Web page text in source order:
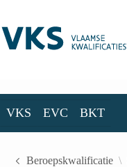
VKS EVC BKT
Beroepskwalificatie